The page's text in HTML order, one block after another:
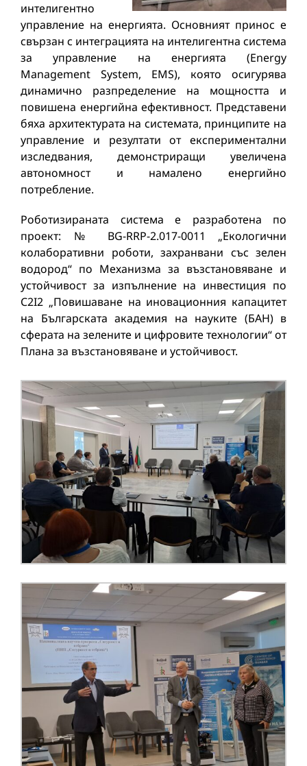
интелигентно
управление на енергията. Основният принос е
свързан с интеграцията на интелигентна система
за управление на енергията (Energy
Management System, EMS), която осигурява
динамично разпределение на мощността и
повишена енергийна ефективност. Представени
бяха архитектурата на системата, принципите на
управление и резултати от експериментални
изследвания, демонстриращи увеличена
автономност и намалено енергийно
потребление.
Роботизираната система е разработена по
проект: № BG-RRP-2.017-0011 „Екологични
колаборативни роботи, захранвани със зелен
водород“ по Механизма за възстановяване и
устойчивост за изпълнение на инвестиция по
C2I2 „Повишаване на иновационния капацитет
на Българската академия на науките (БАН) в
сферата на зелените и цифровите технологии“ от
Плана за възстановяване и устойчивост.